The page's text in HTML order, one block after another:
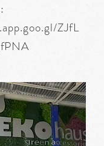
ZJfL